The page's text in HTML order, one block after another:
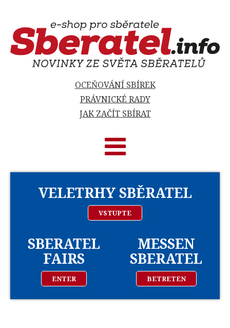
OCEŇOVÁNÍ SBÍREK
PRÁVNICKÉ RADY
JAK ZAČÍT SBÍRAT
VELETRHY SBĚRATEL
VSTUPTE
SBERATEL
FAIRS
ENTER
MESSEN
SBERATEL
BETRETEN